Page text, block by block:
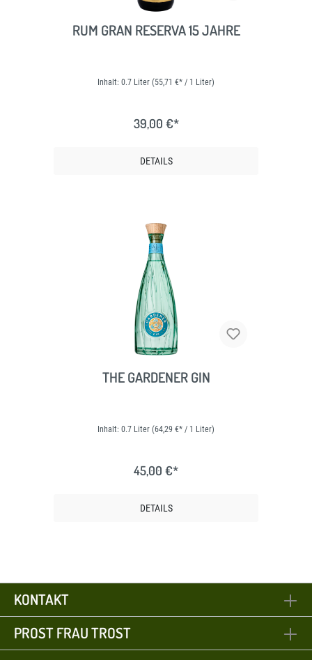
RUM GRAN RESERVA 15 JAHRE
Inhalt: 0.7 Liter (55,71 €* / 1 Liter)
39,00 €*
DETAILS
THE GARDENER GIN
Inhalt: 0.7 Liter (64,29 €* / 1 Liter)
45,00 €*
DETAILS
KONTAKT
PROST FRAU TROST